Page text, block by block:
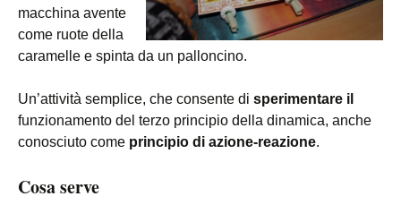
macchina avente
come ruote della
caramelle e spinta da un palloncino.
Un’attività semplice, che consente di sperimentare il
funzionamento del terzo principio della dinamica, anche
conosciuto come principio di azione-reazione.
Cosa serve